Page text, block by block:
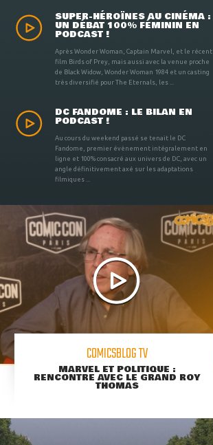
SUPER-HÉROÏNES AU CINÉMA :
UN DÉBAT 100% FÉMININ EN
PODCAST !
Après Wonder Woman, Captain Marvel, et le récent
film Birds of Prey, mais aussi avec la venue proche
de Black Widow, Wonder Woman 1984 et un casting
très diversifié pour The Eternals, les ...
DC FANDOME : LE BILAN EN
PODCAST !
Au cours du weekend passé se tenait le DC
Fandome, premier évènement intégralement en
ligne et 100% consacré aux univers de DC, avec un
angle définitivement axé sur les adaptations
filmiques ...
COMICSBLOG TV
MARVEL ET POLITIQUE :
RENCONTRE AVEC LE GRAND ROY
THOMAS